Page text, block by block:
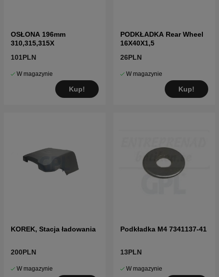
OSŁONA 196mm
310,315,315X
101PLN
W magazynie
Kup!
PODKŁADKA Rear Wheel
16X40X1,5
26PLN
W magazynie
Kup!
KOREK, Stacja ładowania
200PLN
W magazynie
Podkładka M4 7341137-41
13PLN
W magazynie